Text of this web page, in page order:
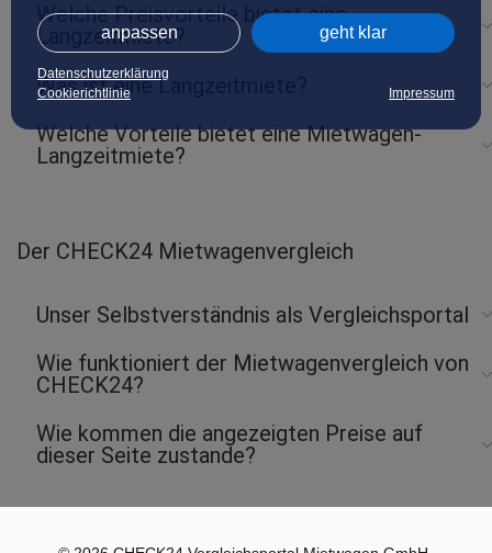
anpassen geht klar
Datenschutzerklärung
Cookierichtlinie
Impressum
Welche Preisvorteile bietet eine
Langzeitmiete?
Was ist eine Langzeitmiete?
Welche Vorteile bietet eine Mietwagen-
Langzeitmiete?
Der CHECK24 Mietwagenvergleich
Unser Selbstverständnis als Vergleichsportal
Wie funktioniert der Mietwagenvergleich von
CHECK24?
Wie kommen die angezeigten Preise auf
dieser Seite zustande?